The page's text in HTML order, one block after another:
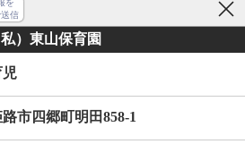
送信
私）東山保育園
児
路市四郷町明田858-1